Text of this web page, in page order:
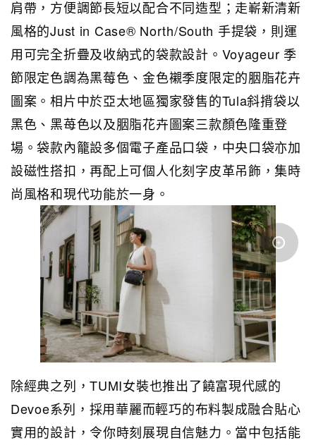
肩帶，方便調節長短以配合不同造型；走嶄新清新
風格的Just in Case® North/South 手提袋，則運
用可完全折疊及收納式的袋款設計。Voyageur 季
節限定色調為黑莓色、金色襯季度限定的胭脂花卉
圖案。相片中於亞太地區獨家發售的Tula斜揹袋以
黑色、黑苺色以及胭脂花卉圖案三款顏色隆重登
場。袋款內籠設多個電子產品口袋，中央口袋亦加
設磁性搭扣，再配上可個人化刻字皮革吊飾，集時
尚風格和現代功能於一身。
除經典之列，TUMI女裝也推出了饒富現代感的
Devoe系列，採用華麗而輕巧的布料製成融合貼心
實用的設計，令你時刻展現自信魅力。當中包括能